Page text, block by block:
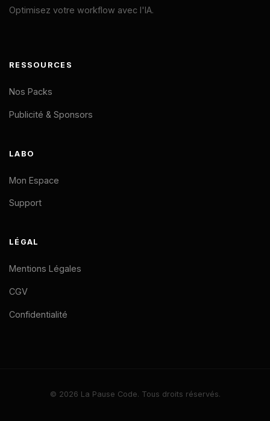
Optimisez votre workflow avec l'IA.
RESSOURCES
Nos Packs
Publicité & Sponsors
LABO
Mon Espace
Support
LÉGAL
Mentions Légales
CGV
Confidentialité
© 2026 La Pause Code. Tous droits réservés.